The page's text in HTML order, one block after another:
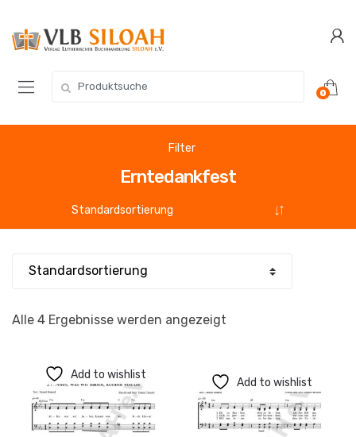
Navigation
springen
Inhalt
springen
nach:
0
Filter
Erntedankfest
Alle 4 Ergebnisse werden angezeigt
Add to wishlist
Add to wishlist